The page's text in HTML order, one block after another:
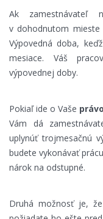
Ak zamestnávateľ
v dohodnutom mieste
Výpovedná doba,
mesiace. Váš
výpovednej doby.
Pokiaľ ide o Vaše
Vám dá
uplynúť trojmesačnú
budete vykonávať
nárok na odstupné.
Druhá možnosť je,